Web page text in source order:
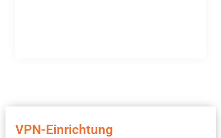
VPN-Einrichtung